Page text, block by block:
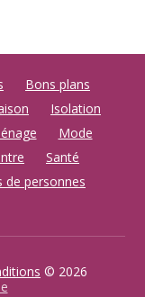
Bons plans
Isolation
Mode
Santé
de personnes
© 2026